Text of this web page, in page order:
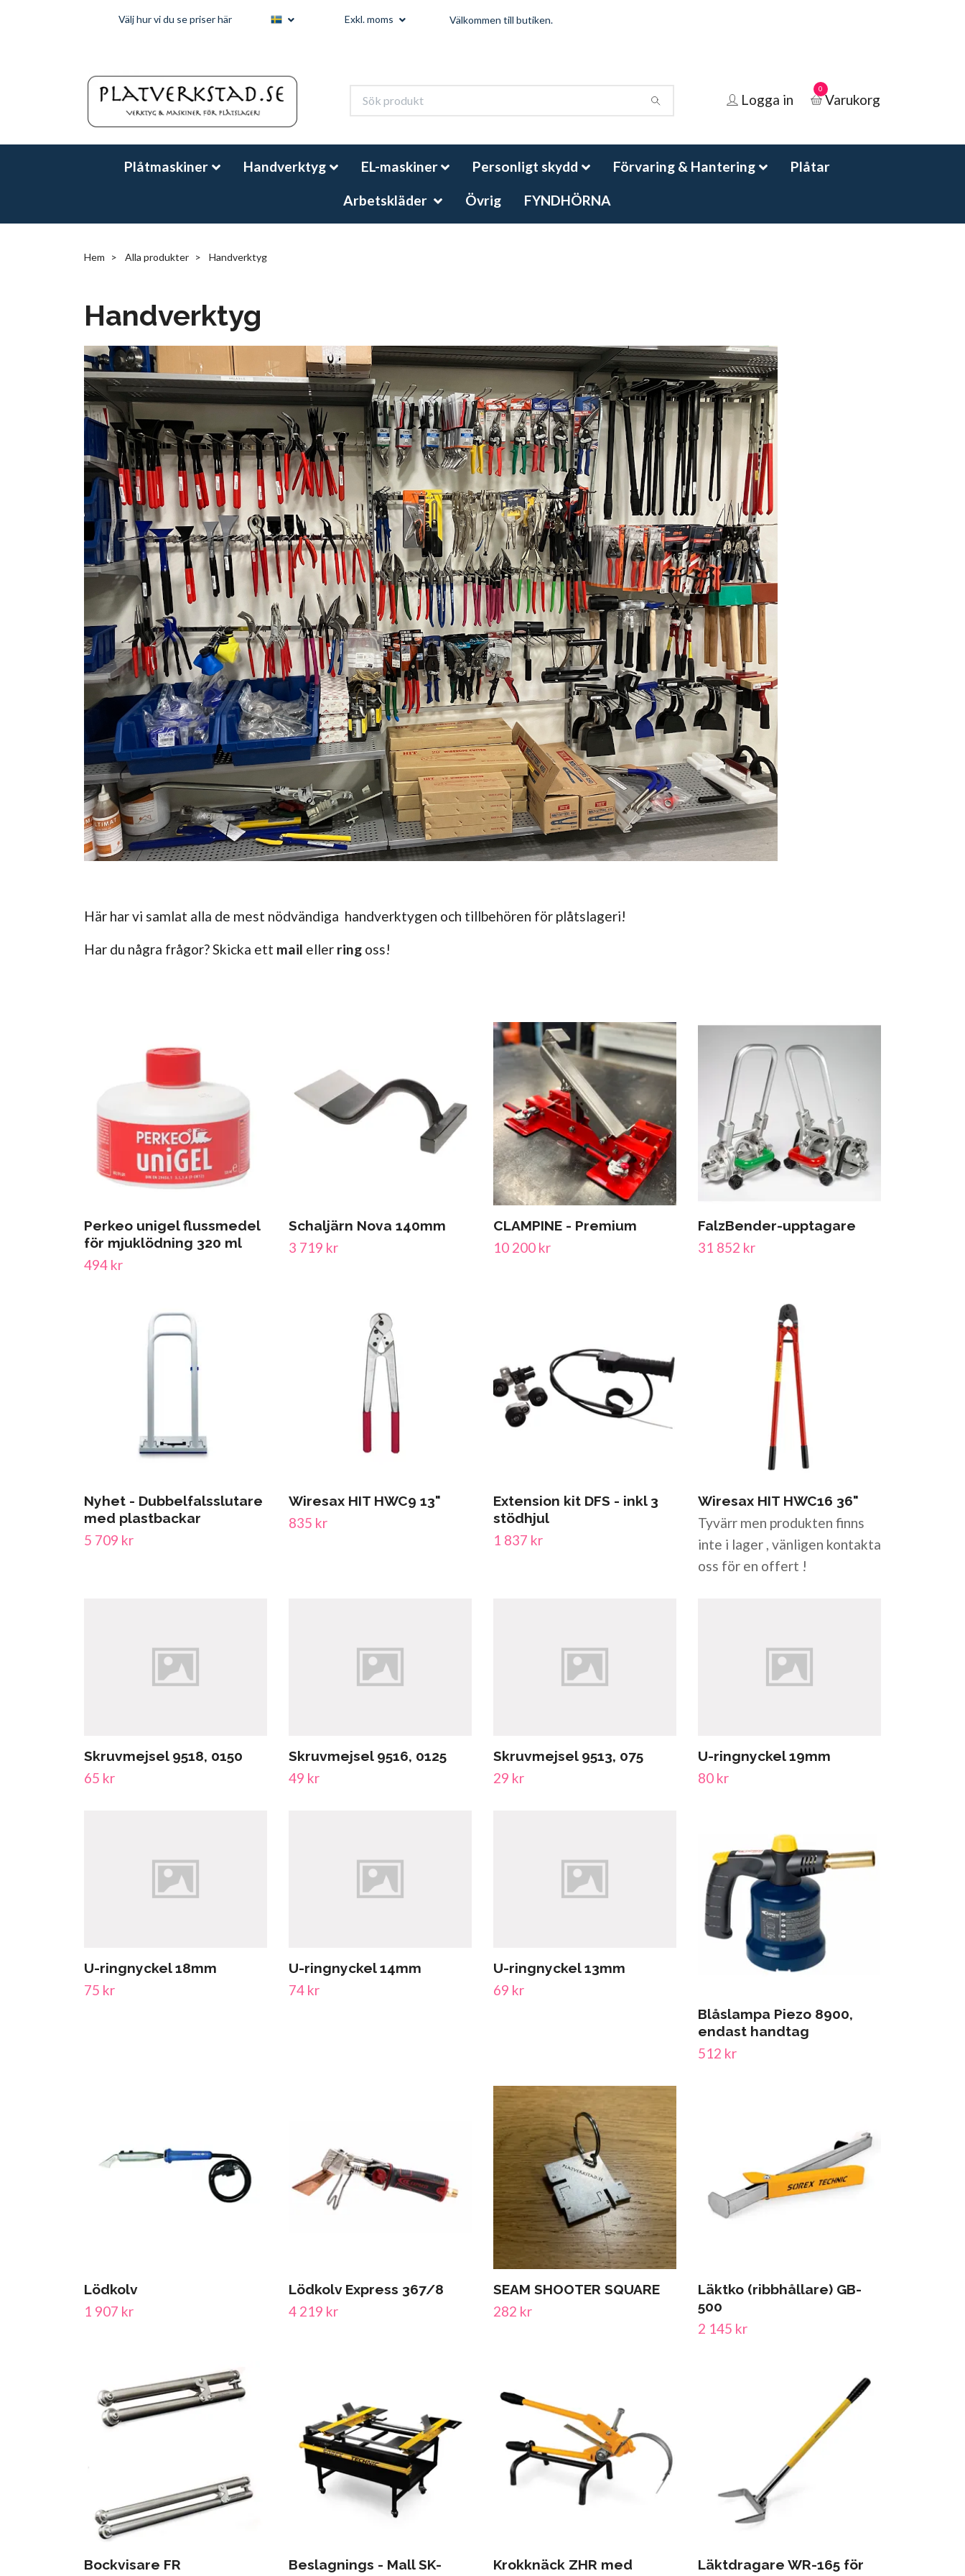
Välj hur vi du se priser här Exkl. moms Välkommen till butiken.
Logga in
0
Varukorg
Plåtmaskiner Handverktyg EL-maskiner Personligt skydd Förvaring & Hantering Plåtar
Arbetskläder Övrig FYNDHÖRNA
Hem Alla produkter Handverktyg
Handverktyg
Här har vi samlat alla de mest nödvändiga handverktygen och tillbehören för plåtslageri!
Har du några frågor? Skicka ett mail eller ring oss!
Perkeo unigel flussmedel
för mjuklödning 320 ml
494 kr
Schaljärn Nova 140mm
3 719 kr
CLAMPINE - Premium
10 200 kr
FalzBender-upptagare
31 852 kr
Nyhet - Dubbelfalsslutare
med plastbackar
5 709 kr
Wiresax HIT HWC9 13"
835 kr
Extension kit DFS - inkl 3
stödhjul
1 837 kr
Wiresax HIT HWC16 36"
Tyvärr men produkten finns
inte i lager , vänligen kontakta
oss för en offert !
Skruvmejsel 9518, 0150
65 kr
Skruvmejsel 9516, 0125
49 kr
Skruvmejsel 9513, 075
29 kr
U-ringnyckel 19mm
80 kr
U-ringnyckel 18mm
75 kr
U-ringnyckel 14mm
74 kr
U-ringnyckel 13mm
69 kr
Blåslampa Piezo 8900,
endast handtag
512 kr
Lödkolv
1 907 kr
Lödkolv Express 367/8
4 219 kr
SEAM SHOOTER SQUARE
282 kr
Läktko (ribbhållare) GB-
500
2 145 kr
Bockvisare FR
Beslagnings - Mall SK-
Krokknäck ZHR med
Läktdragare WR-165 för